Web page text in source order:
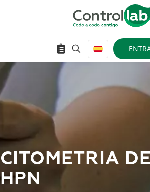
CITOMETRIA
HPN